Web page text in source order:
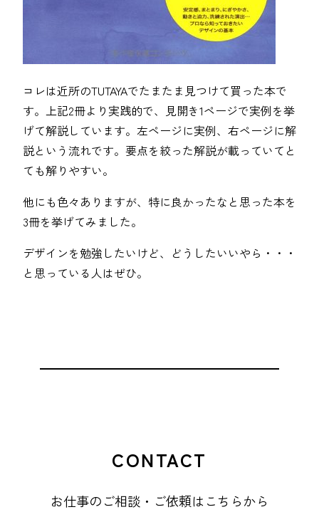
コレは近所のTUTAYAでたまたま見つけて買った本で
す。上記2冊より実践的で、見開き1ページで実例を挙
げて解説しています。左ページに実例、右ページに解
説という流れです。要点を絞った解説が載っていてと
ても解りやすい。
他にも色々ありますが、特に良かったなと思った本を
3冊を挙げてみました。
デザインを勉強したいけど、どうしたいいやら・・・
と思っている人はぜひ。
CONTACT
お仕事のご相談・ご依頼はこちらから